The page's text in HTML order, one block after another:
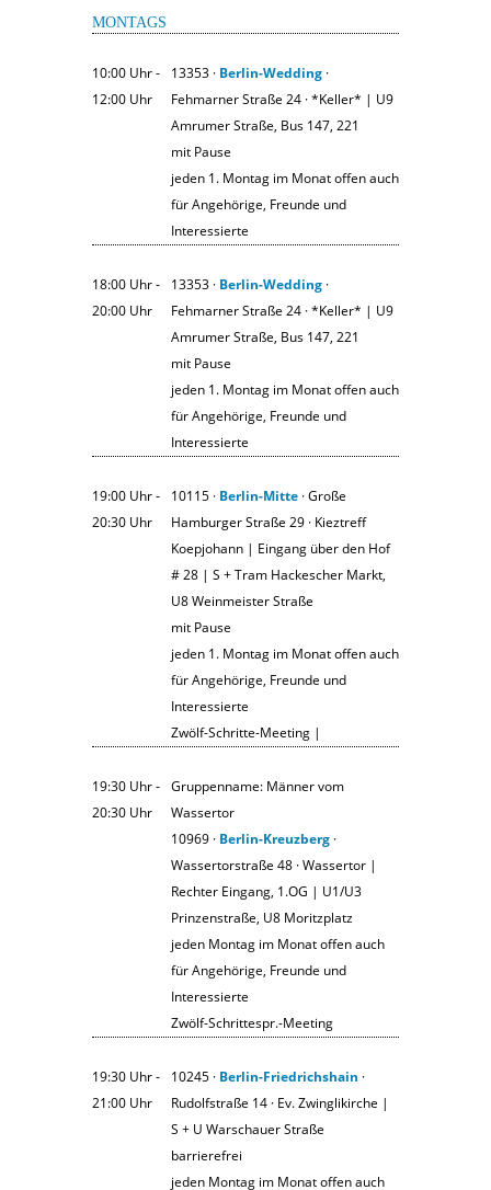
MONTAGS
10:00 Uhr ‐
12:00 Uhr
13353 · Berlin-Wedding ·
Fehmarner Straße 24 · *Keller* | U9
Amrumer Straße, Bus 147, 221
mit Pause
jeden 1. Montag im Monat offen auch
für Angehörige, Freunde und
Interessierte
18:00 Uhr ‐
20:00 Uhr
13353 · Berlin-Wedding ·
Fehmarner Straße 24 · *Keller* | U9
Amrumer Straße, Bus 147, 221
mit Pause
jeden 1. Montag im Monat offen auch
für Angehörige, Freunde und
Interessierte
19:00 Uhr ‐
20:30 Uhr
10115 · Berlin-Mitte · Große
Hamburger Straße 29 · Kieztreff
Koepjohann | Eingang über den Hof
# 28 | S + Tram Hackescher Markt,
U8 Weinmeister Straße
mit Pause
jeden 1. Montag im Monat offen auch
für Angehörige, Freunde und
Interessierte
Zwölf-Schritte-Meeting |
19:30 Uhr ‐
20:30 Uhr
Gruppenname: Männer vom
Wassertor
10969 · Berlin-Kreuzberg ·
Wassertorstraße 48 · Wassertor |
Rechter Eingang, 1.OG | U1/U3
Prinzenstraße, U8 Moritzplatz
jeden Montag im Monat offen auch
für Angehörige, Freunde und
Interessierte
Zwölf-Schrittespr.-Meeting
19:30 Uhr ‐
21:00 Uhr
10245 · Berlin-Friedrichshain ·
Rudolfstraße 14 · Ev. Zwinglikirche |
S + U Warschauer Straße
barrierefrei
jeden Montag im Monat offen auch